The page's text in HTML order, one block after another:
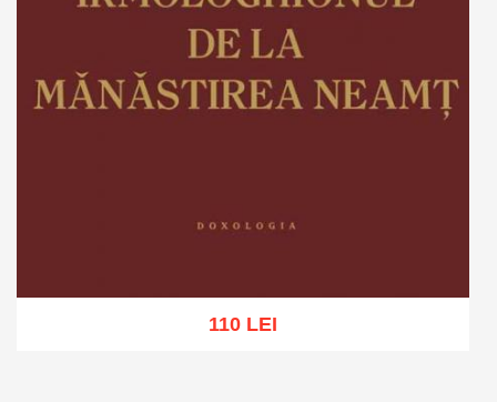
110 LEI